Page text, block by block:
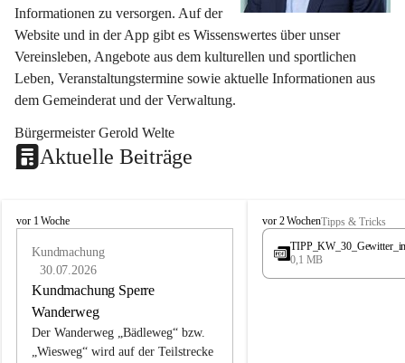
Informationen zu versorgen. Auf der
Website und in der App gibt es Wissenswertes über unser
Vereinsleben, Angebote aus dem kulturellen und sportlichen
Leben, Veranstaltungstermine sowie aktuelle Informationen aus
dem Gemeinderat und der Verwaltung.
Bürgermeister Gerold Welte
Aktuelle Beiträge
L
vor 1 Woche
Kundmachung
30.07.2026
Kundmachung Sperre
Wanderweg
Der Wanderweg „Bädleweg“ bzw.
„Wiesweg“ wird auf der Teilstrecke
L
a
e
vor 2 WochenTipps & Tricks
0,1 MB